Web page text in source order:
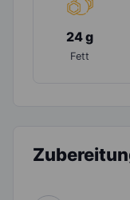
24 g
Fett